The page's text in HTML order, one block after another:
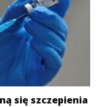
się szczepienia